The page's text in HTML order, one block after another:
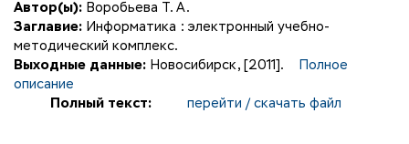
Автор(ы): Воробьева Т. А.
Заглавие: Информатика : электронный учебно-
методический комплекс.
Выходные данные: Новосибирск, [2011].
Полное
описание
Полный текст:
перейти / скачать файл